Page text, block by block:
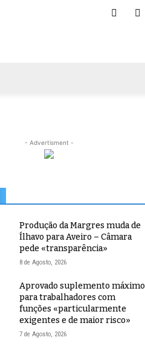
- Advertisment -
Produção da Margres muda de
Ílhavo para Aveiro – Câmara
pede «transparência»
8 de Agosto, 2026
Aprovado suplemento máximo
para trabalhadores com
funções «particularmente
exigentes e de maior risco»
7 de Agosto, 2026